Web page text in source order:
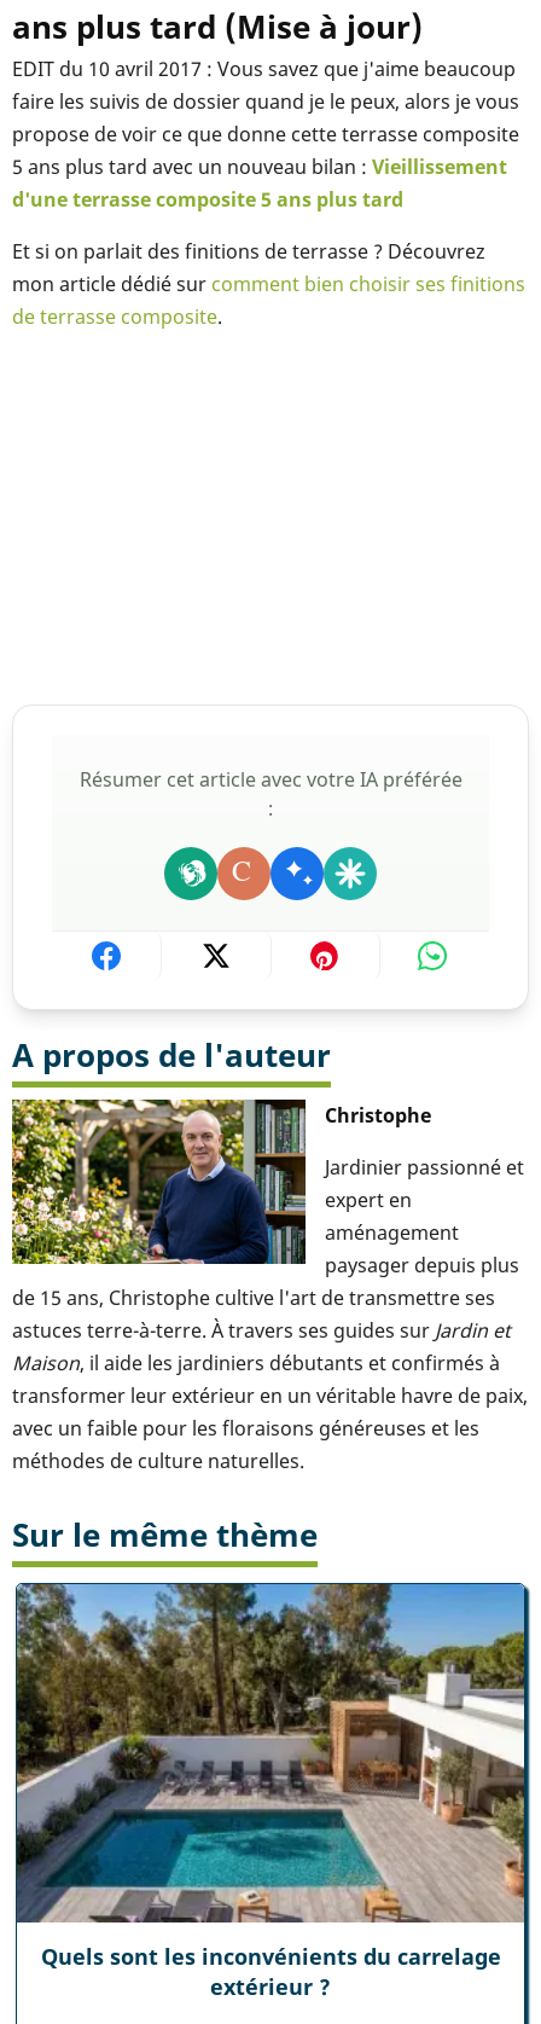
ans plus tard (Mise à jour)
EDIT du 10 avril 2017 : Vous savez que j'aime beaucoup
faire les suivis de dossier quand je le peux, alors je vous
propose de voir ce que donne cette terrasse composite
5 ans plus tard avec un nouveau bilan : Vieillissement
d'une terrasse composite 5 ans plus tard
Et si on parlait des finitions de terrasse ? Découvrez
mon article dédié sur comment bien choisir ses finitions
de terrasse composite.
Résumer cet article avec votre IA préférée
:
C
A propos de l'auteur
Christophe
Jardinier passionné et
expert en
aménagement
paysager depuis plus
de 15 ans, Christophe cultive l'art de transmettre ses
astuces terre-à-terre. À travers ses guides sur Jardin et
Maison, il aide les jardiniers débutants et confirmés à
transformer leur extérieur en un véritable havre de paix,
avec un faible pour les floraisons généreuses et les
méthodes de culture naturelles.
Sur le même thème
Quels sont les inconvénients du carrelage
extérieur ?